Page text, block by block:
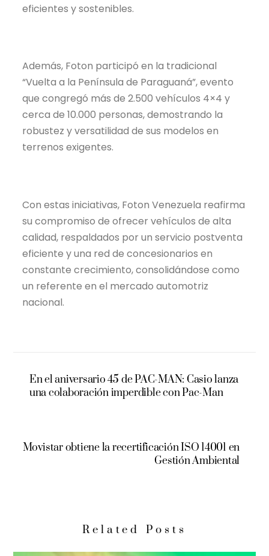
eficientes y sostenibles.
Además, Foton participó en la tradicional
“Vuelta a la Península de Paraguaná”, evento
que congregó más de 2.500 vehículos 4×4 y
cerca de 10.000 personas, demostrando la
robustez y versatilidad de sus modelos en
terrenos exigentes.
Con estas iniciativas, Foton Venezuela reafirma
su compromiso de ofrecer vehículos de alta
calidad, respaldados por un servicio postventa
eficiente y una red de concesionarios en
constante crecimiento, consolidándose como
un referente en el mercado automotriz
nacional.
En el aniversario 45 de PAC-MAN: Casio lanza
una colaboración imperdible con Pac-Man
Movistar obtiene la recertificación ISO 14001 en
Gestión Ambiental
Related Posts